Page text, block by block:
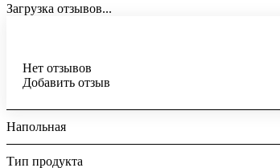
Загрузка отзывов...
Нет отзывов
Добавить отзыв
Напольная
Тип продукта